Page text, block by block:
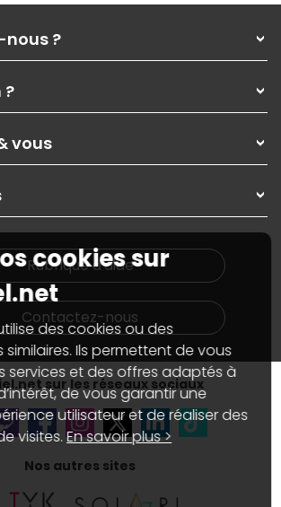
?
les pros
?
retour
vous
graphique
RDV personnalisé
d'affiliation
de vente
etcookies
conforme
Rubrique d'aide
Contactez-nous
sur les réseaux sociaux
Nos autres sites
cookies sur
des cookies ou des
Ils permettent de vous
services et des offres adaptés à
de vous garantir une
utilisateur et de réaliser des
visites.En savoir plus >